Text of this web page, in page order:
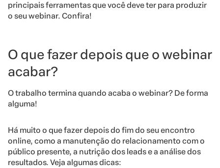
principais ferramentas que você deve ter para produzir
o seu webinar. Confira!
O que fazer depois que o webinar
acabar?
O trabalho termina quando acaba o webinar? De forma
alguma!
Há muito o que fazer depois do fim do seu encontro
online, como a manutenção do relacionamento com o
público presente, a nutrição dos leads e a análise dos
resultados. Veja algumas dicas: